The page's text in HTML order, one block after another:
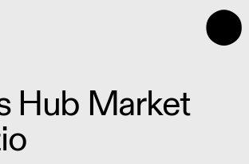
⬤
Hub Market